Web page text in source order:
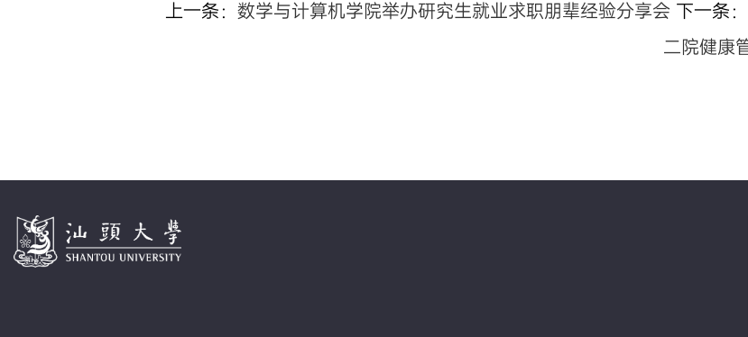
上一条： 数学与计算机学院举办研究生就业求职朋辈经验分享会 下一条：
二院健康